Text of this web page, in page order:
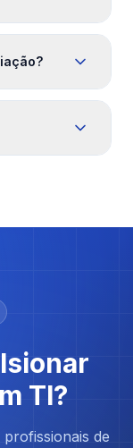
TI?
de